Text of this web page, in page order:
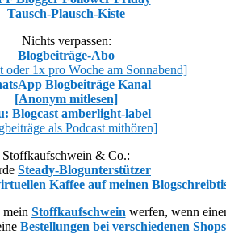
Tausch-Plausch-Kiste
Nichts verpassen:
Blogbeiträge-Abo
oder 1x pro Woche am Sonnabend]
Blogbeiträge Kanal
[Anonym mitlesen]
Blogcast amberlight-label
als Podcast mithören]
Stoffkaufschwein & Co.:
Steady-Blogunterstützer
Kaffee auf meinen
Stoffkaufschwein werfen, wenn
Bestellungen bei verschiedenen Shops